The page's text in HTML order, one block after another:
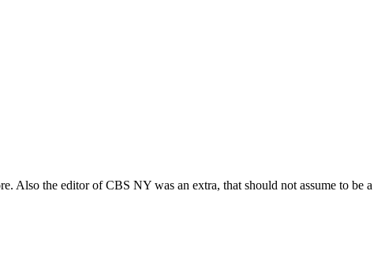
Also the editor of CBS NY was an extra, that should not assume to be a